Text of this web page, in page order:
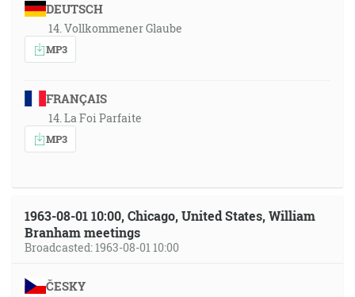
DEUTSCH
14. Vollkommener Glaube
MP3
FRANÇAIS
14. La Foi Parfaite
MP3
1963-08-01 10:00, Chicago, United States, William
Branham meetings
Broadcasted: 1963-08-01 10:00
ČESKY